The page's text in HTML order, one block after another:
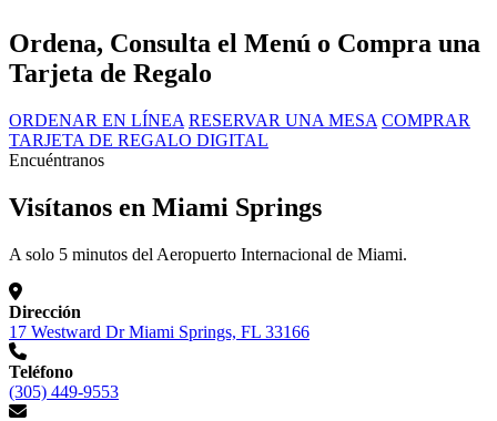
Ordena, Consulta el Menú o Compra una
Tarjeta de Regalo
ORDENAR EN LÍNEA RESERVAR UNA MESA COMPRAR
TARJETA DE REGALO DIGITAL
Encuéntranos
Visítanos en Miami Springs
A solo 5 minutos del Aeropuerto Internacional de Miami.
Dirección
17 Westward Dr Miami Springs, FL 33166
Teléfono
(305) 449-9553